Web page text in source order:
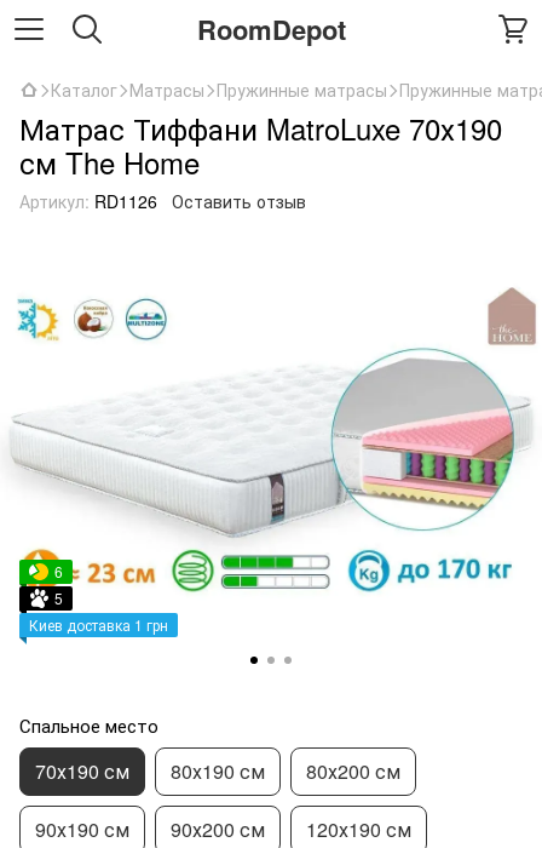
RoomDepot
Каталог Матрасы Пружинные матрасы Пружинные
Матрас Тиффани MatroLuxe 70х190
см The Home
Артикул: RD1126 Оставить отзыв
6
5
Киев доставка 1 грн
Спальное место
70х190 см 80х190 см 80х200 см
90х190 см 90х200 см 120х190 см